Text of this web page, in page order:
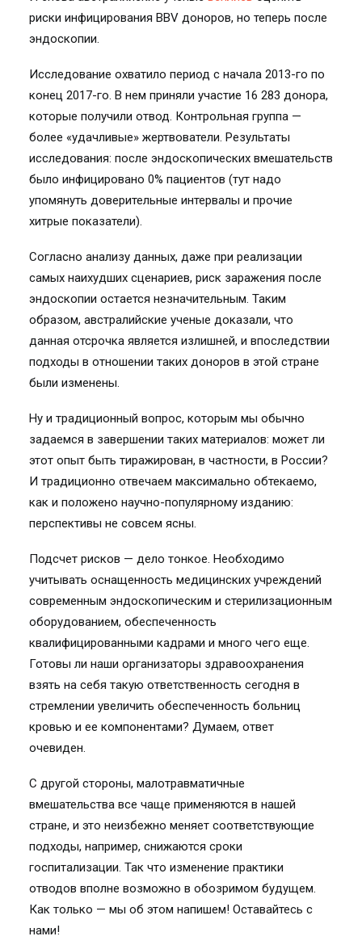
риски инфицирования BBV доноров, но теперь после
эндоскопии.
Исследование охватило период с начала 2013-го по
конец 2017-го. В нем приняли участие 16 283 донора,
которые получили отвод. Контрольная группа —
более «удачливые» жертвователи. Результаты
исследования: после эндоскопических вмешательств
было инфицировано 0% пациентов (тут надо
упомянуть доверительные интервалы и прочие
хитрые показатели).
Согласно анализу данных, даже при реализации
самых наихудших сценариев, риск заражения после
эндоскопии остается незначительным. Таким
образом, австралийские ученые доказали, что
данная отсрочка является излишней, и впоследствии
подходы в отношении таких доноров в этой стране
были изменены.
Ну и традиционный вопрос, которым мы обычно
задаемся в завершении таких материалов: может ли
этот опыт быть тиражирован, в частности, в России?
И традиционно отвечаем максимально обтекаемо,
как и положено научно-популярному изданию:
перспективы не совсем ясны.
Подсчет рисков — дело тонкое. Необходимо
учитывать оснащенность медицинских учреждений
современным эндоскопическим и стерилизационным
оборудованием, обеспеченность
квалифицированными кадрами и много чего еще.
Готовы ли наши организаторы здравоохранения
взять на себя такую ответственность сегодня в
стремлении увеличить обеспеченность больниц
кровью и ее компонентами? Думаем, ответ
очевиден.
С другой стороны, малотравматичные
вмешательства все чаще применяются в нашей
стране, и это неизбежно меняет соответствующие
подходы, например, снижаются сроки
госпитализации. Так что изменение практики
отводов вполне возможно в обозримом будущем.
Как только — мы об этом напишем! Оставайтесь с
нами!